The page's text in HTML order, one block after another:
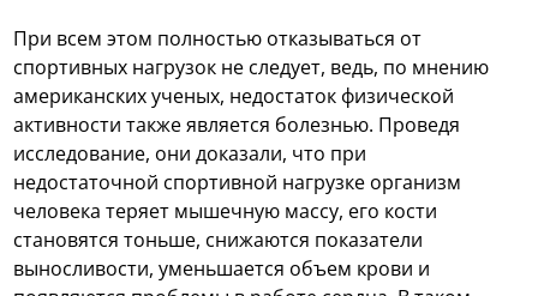
При всем этом полностью отказываться от
спортивных нагрузок не следует, ведь, по мнению
американских ученых, недостаток физической
активности также является болезнью. Проведя
исследование, они доказали, что при
недостаточной спортивной нагрузке организм
человека теряет мышечную массу, его кости
становятся тоньше, снижаются показатели
выносливости, уменьшается объем крови и